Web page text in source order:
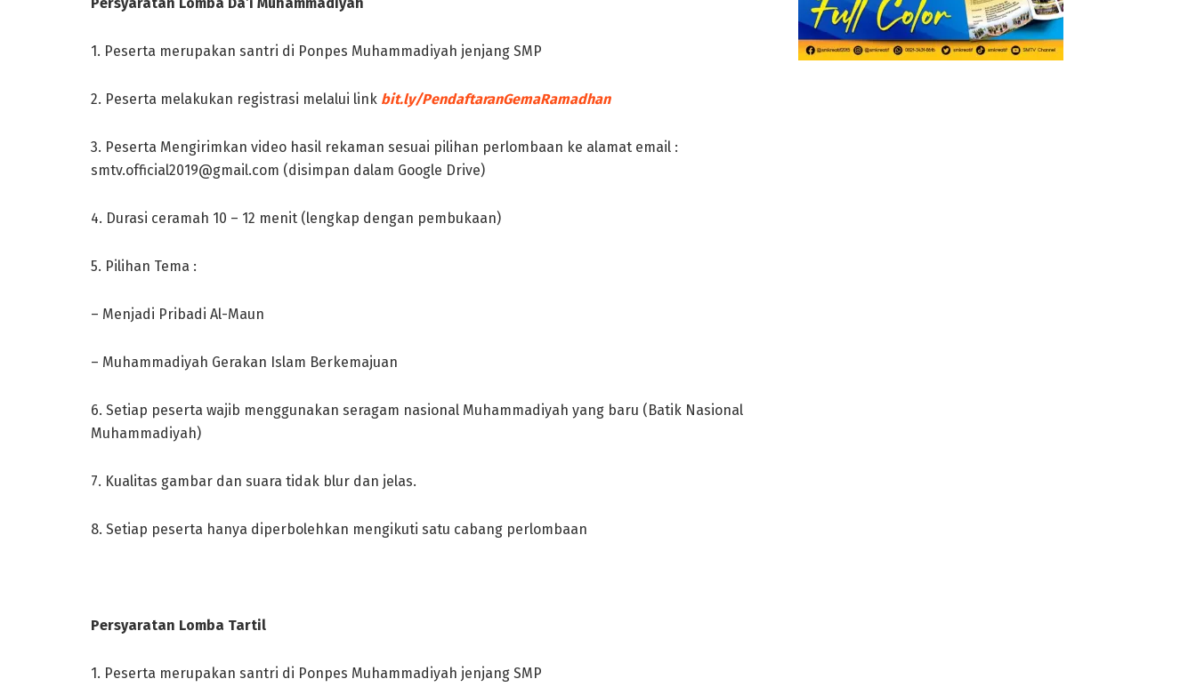
1. Peserta merupakan santri di Ponpes Muhammadiyah jenjang SMP
2. Peserta melakukan registrasi melalui link bit.ly/PendaftaranGemaRamadhan
3. Peserta Mengirimkan video hasil rekaman sesuai pilihan perlombaan ke alamat email :
smtv.official2019@gmail.com (disimpan dalam Google Drive)
4. Durasi ceramah 10 – 12 menit (lengkap dengan pembukaan)
5. Pilihan Tema :
– Menjadi Pribadi Al-Maun
– Muhammadiyah Gerakan Islam Berkemajuan
6. Setiap peserta wajib menggunakan seragam nasional Muhammadiyah yang baru (Batik Nasional
Muhammadiyah)
7. Kualitas gambar dan suara tidak blur dan jelas.
8. Setiap peserta hanya diperbolehkan mengikuti satu cabang perlombaan
Persyaratan Lomba Tartil
1. Peserta merupakan santri di Ponpes Muhammadiyah jenjang SMP